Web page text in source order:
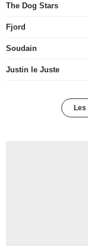
The Dog Stars
Fjord
Soudain
Justin le Juste
Les